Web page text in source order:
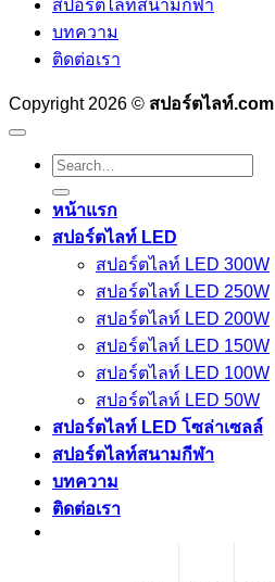
สปอร์ตไลท์สนามกีฬา
บทความ
ติดต่อเรา
Copyright 2026 © สปอร์ตไลท์.com
Search
for:
หน้าแรก
สปอร์ตไลท์ LED
สปอร์ตไลท์ LED 300W
สปอร์ตไลท์ LED 250W
สปอร์ตไลท์ LED 200W
สปอร์ตไลท์ LED 150W
สปอร์ตไลท์ LED 100W
สปอร์ตไลท์ LED 50W
สปอร์ตไลท์ LED โซล่าเซลล์
สปอร์ตไลท์สนามกีฬา
บทความ
ติดต่อเรา